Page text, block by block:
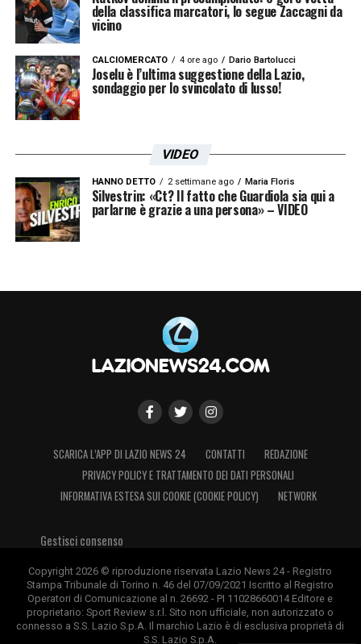
della classifica marcatori, lo segue Zaccagni da
vicino
CALCIOMERCATO 4 ore ago Dario Bartolucci
Joselu è l’ultima suggestione della Lazio,
sondaggio per lo svincolato di lusso!
VIDEO
HANNO DETTO 2 settimane ago Maria Floris
Silvestrin: «Ct? Il fatto che Guardiola sia qui a
parlarne è grazie a una persona» – VIDEO
SCARICA L’APP DI LAZIO NEWS 24 CONTATTI
REDAZIONE
PRIVACY POLICY E TRATTAMENTO DEI DATI PERSONALI
INFORMATIVA ESTESA SUI COOKIE (COOKIE POLICY)
NETWORK
Gestisci consenso
Copyright 2026 © riproduzione riservata Lazio News 24 - Registro
Stampa Tribunale di Torino n. 46 del 07/09/2021 Iscritto al Registro
Operatori di Comunicazione al n. 26692 - PI 11028660014 Editore e
proprietario: Sport Review s.r.l. Sito non ufficiale, non autorizzato o
connesso a S.S. Lazio S.p.A. Il marchio Lazio è di esclusiva proprietà di
S.S. Lazio S.p.A.